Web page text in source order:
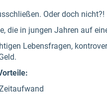
Oder doch nicht?!
die in jungen Jahren auf
Lebensfragen,